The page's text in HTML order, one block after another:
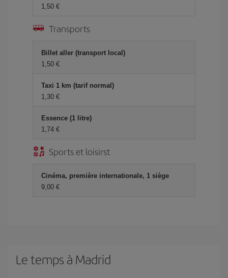
1,50 €
Transports
Billet aller (transport local)
1,50 €
Taxi 1 km (tarif normal)
1,30 €
Essence (1 litre)
1,74 €
Sports et loisirst
Cinéma, première internationale, 1 siège
9,00 €
Le temps à Madrid